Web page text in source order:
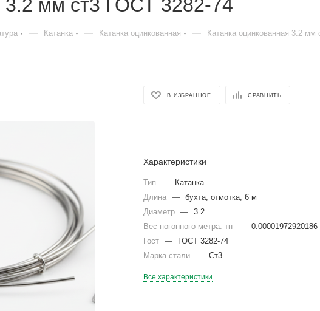
3.2 мм ст3 ГОСТ 3282-74
— Катанка — Катанка оцинкованная — Катанка оцинкованная 3.2
В ИЗБРАННОЕ СРАВНИТЬ
Характеристики
Тип —
Катанка
Длина
—
бухта, отмотка, 6 м
Диаметр
—
3.2
Вес погонного метра. тн
—
0.00001972920186
Гост
—
ГОСТ 3282-74
Марка стали
— Ст3
Все характеристики